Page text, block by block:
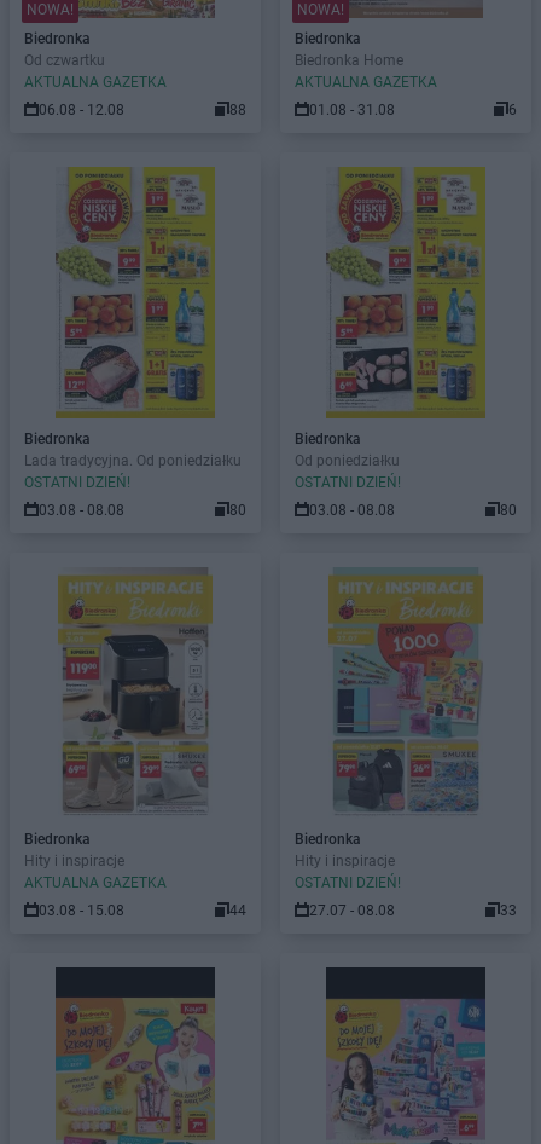
NOWA!
Biedronka
Od czwartku
AKTUALNA GAZETKA
06.08 - 12.08
88
NOWA!
Biedronka
Biedronka Home
AKTUALNA GAZETKA
01.08 - 31.08
6
Biedronka
Lada tradycyjna. Od poniedziałku
OSTATNI DZIEŃ!
03.08 - 08.08
80
Biedronka
Od poniedziałku
OSTATNI DZIEŃ!
03.08 - 08.08
80
Biedronka
Hity i inspiracje
AKTUALNA GAZETKA
03.08 - 15.08
44
Biedronka
Hity i inspiracje
OSTATNI DZIEŃ!
27.07 - 08.08
33